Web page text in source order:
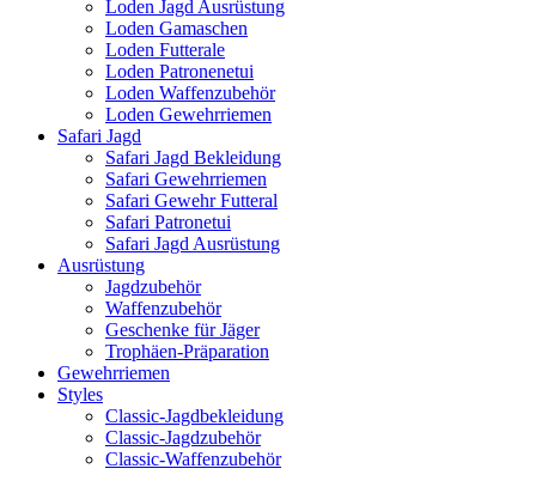
Loden Jagd Ausrüstung
Loden Gamaschen
Loden Futterale
Loden Patronenetui
Loden Waffenzubehör
Loden Gewehrriemen
Safari Jagd
Safari Jagd Bekleidung
Safari Gewehrriemen
Safari Gewehr Futteral
Safari Patronetui
Safari Jagd Ausrüstung
Ausrüstung
Jagdzubehör
Waffenzubehör
Geschenke für Jäger
Trophäen-Präparation
Gewehrriemen
Styles
Classic-Jagdbekleidung
Classic-Jagdzubehör
Classic-Waffenzubehör